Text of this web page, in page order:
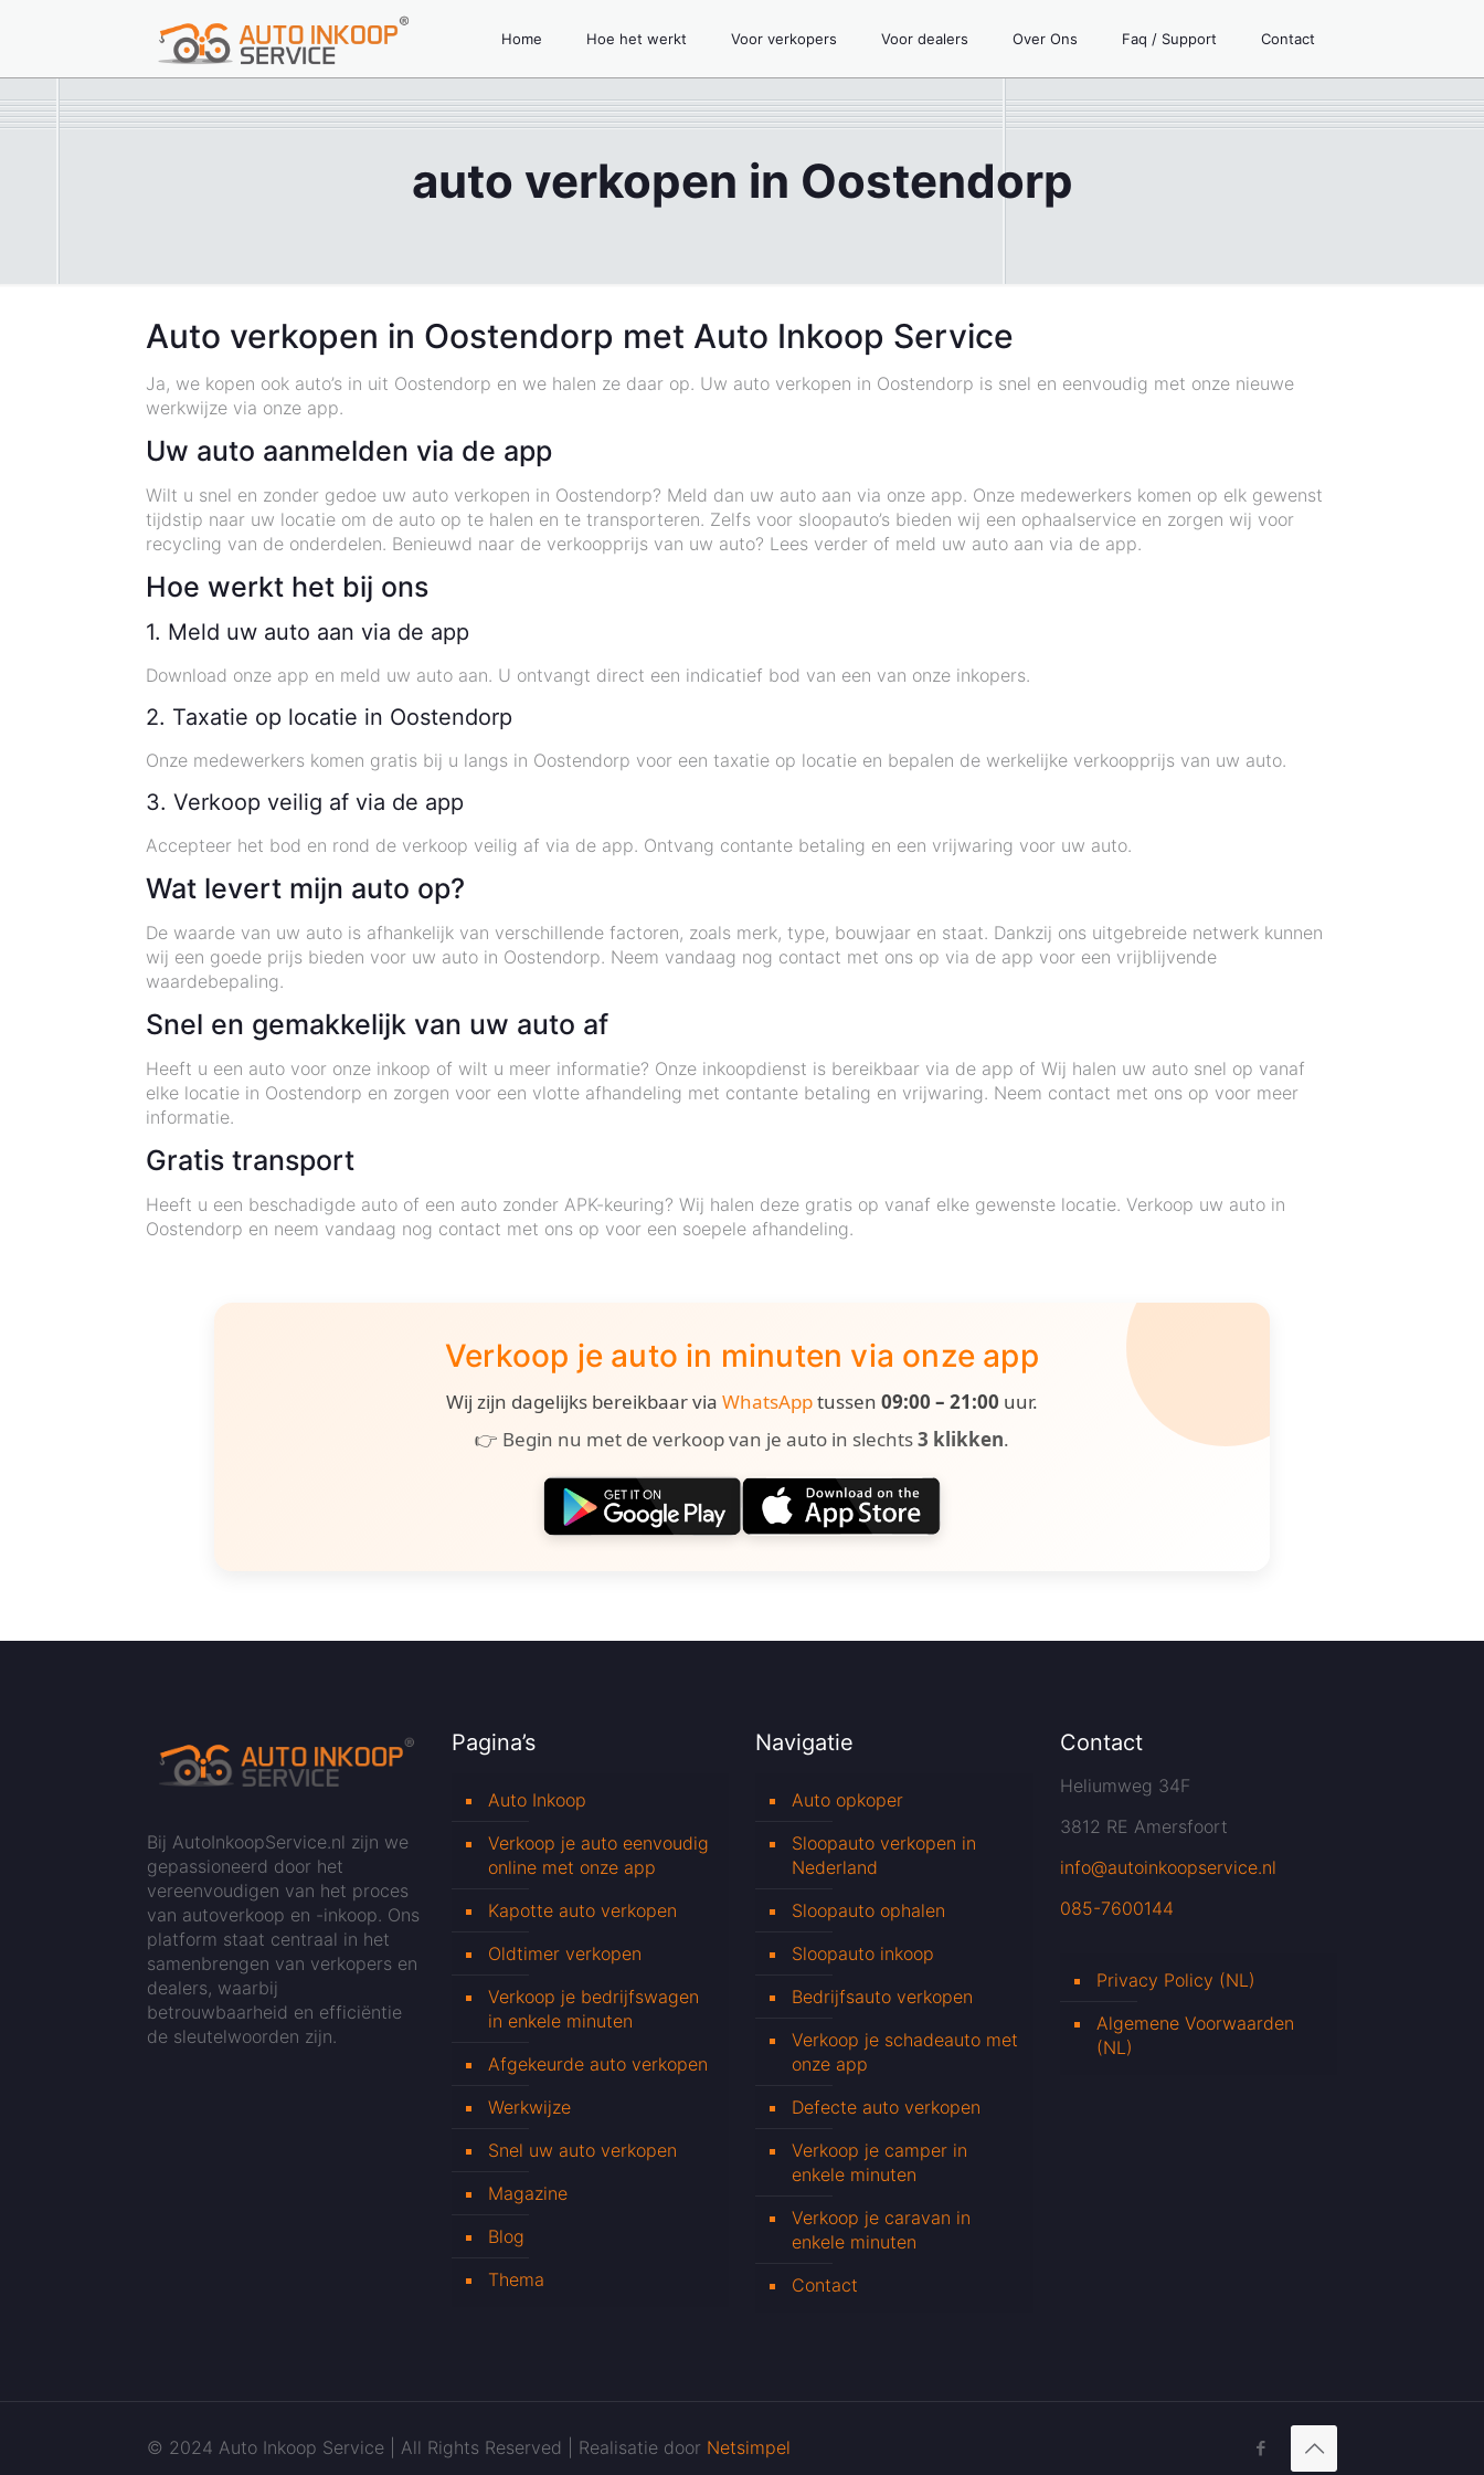
Home Hoe het werkt Voor verkopers Voor dealers Over Ons Faq / Support Contact
auto verkopen in Oostendorp
Auto verkopen in Oostendorp met Auto Inkoop Service
Ja, we kopen ook auto’s in uit Oostendorp en we halen ze daar op. Uw auto verkopen in Oostendorp is snel en eenvoudig met onze nieuwe
werkwijze via onze app.
Uw auto aanmelden via de app
Wilt u snel en zonder gedoe uw auto verkopen in Oostendorp? Meld dan uw auto aan via onze app. Onze medewerkers komen op elk gewenst
tijdstip naar uw locatie om de auto op te halen en te transporteren. Zelfs voor sloopauto’s bieden wij een ophaalservice en zorgen wij voor
recycling van de onderdelen. Benieuwd naar de verkoopprijs van uw auto? Lees verder of meld uw auto aan via de app.
Hoe werkt het bij ons
1. Meld uw auto aan via de app
Download onze app en meld uw auto aan. U ontvangt direct een indicatief bod van een van onze inkopers.
2. Taxatie op locatie in Oostendorp
Onze medewerkers komen gratis bij u langs in Oostendorp voor een taxatie op locatie en bepalen de werkelijke verkoopprijs van uw auto.
3. Verkoop veilig af via de app
Accepteer het bod en rond de verkoop veilig af via de app. Ontvang contante betaling en een vrijwaring voor uw auto.
Wat levert mijn auto op?
De waarde van uw auto is afhankelijk van verschillende factoren, zoals merk, type, bouwjaar en staat. Dankzij ons uitgebreide netwerk kunnen
wij een goede prijs bieden voor uw auto in Oostendorp. Neem vandaag nog contact met ons op via de app voor een vrijblijvende
waardebepaling.
Snel en gemakkelijk van uw auto af
Heeft u een auto voor onze inkoop of wilt u meer informatie? Onze inkoopdienst is bereikbaar via de app of Wij halen uw auto snel op vanaf
elke locatie in Oostendorp en zorgen voor een vlotte afhandeling met contante betaling en vrijwaring. Neem contact met ons op voor meer
informatie.
Gratis transport
Heeft u een beschadigde auto of een auto zonder APK-keuring? Wij halen deze gratis op vanaf elke gewenste locatie. Verkoop uw auto in
Oostendorp en neem vandaag nog contact met ons op voor een soepele afhandeling.
Verkoop je auto in minuten via onze app
Wij zijn dagelijks bereikbaar via WhatsApptussen 09:00 – 21:00 uur.
👉 Begin nu met de verkoop van je auto in slechts3 klikken.
Bij AutoInkoopService.nl zijn we
gepassioneerd door het
vereenvoudigen van het proces
van autoverkoop en -inkoop. Ons
platform staat centraal in het
samenbrengen van verkopers en
dealers, waarbij
betrouwbaarheid en efficiëntie
de sleutelwoorden zijn.
Pagina’s
Auto Inkoop
Verkoop je auto eenvoudig
online met onze app
Kapotte auto verkopen
Oldtimer verkopen
Verkoop je bedrijfswagen
in enkele minuten
Afgekeurde auto verkopen
Werkwijze
Snel uw auto verkopen
Magazine
Blog
Thema
Navigatie
Auto opkoper
Sloopauto verkopen in
Nederland
Sloopauto ophalen
Sloopauto inkoop
Bedrijfsauto verkopen
Verkoop je schadeauto met
onze app
Defecte auto verkopen
Verkoop je camper in
enkele minuten
Verkoop je caravan in
enkele minuten
Contact
Contact
Heliumweg 34F
3812 RE Amersfoort
info@autoinkoopservice.nl
085-7600144
Privacy Policy (NL)
Algemene Voorwaarden
(NL)
© 2024 Auto Inkoop Service | All Rights Reserved | Realisatie door Netsimpel